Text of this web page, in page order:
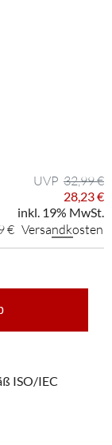
32,99 €
28,23 €
inkl. 19% MwSt.
€ Versandkosten
ISO/IEC